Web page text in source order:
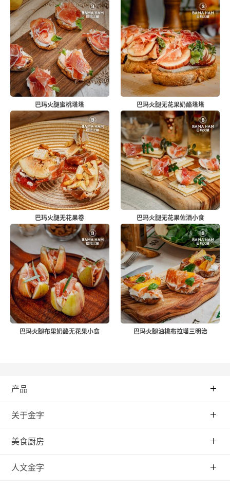
巴玛火腿蜜桃塔塔 巴玛火腿无花果奶酪塔塔
巴玛火腿无花果卷 巴玛火腿无花果佐酒小食
巴玛火腿布里奶酪无花果小食 巴玛火腿油桃布拉塔三明治
产品
关于金字
美食厨房
人文金字